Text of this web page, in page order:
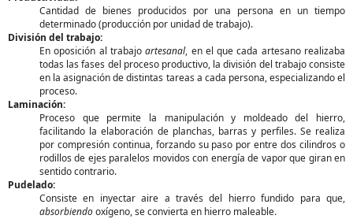
Cantidad de bienes producidos por una persona en un tiempo
determinado (producción por unidad de trabajo).
División del trabajo:
En oposición al trabajoartesanal, en el que cada artesano realizaba
todas las fases del proceso productivo, la división del trabajo consiste
en la asignación de distintas tareas a cada persona, especializando el
proceso.
Laminación:
Proceso que permite la manipulación y moldeado del hierro,
facilitando la elaboración de planchas, barras y perfiles. Se realiza
por compresión continua, forzando su paso por entre dos cilindros o
rodillos de ejes paralelos movidos con energía de vapor que giran en
sentido contrario.
Pudelado:
Consiste en inyectar aire a través del hierro fundido para que,
absorbiendooxígeno, se convierta en hierro maleable.